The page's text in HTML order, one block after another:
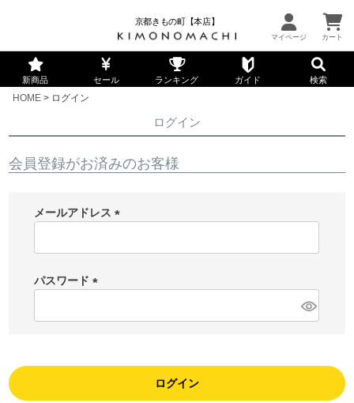
京都きもの町【本店】
新商品 セール ランキング ガイド 検索
HOME ログイン
ログイン
会員登録がお済みのお客様
メールアドレス
パスワード
ログイン